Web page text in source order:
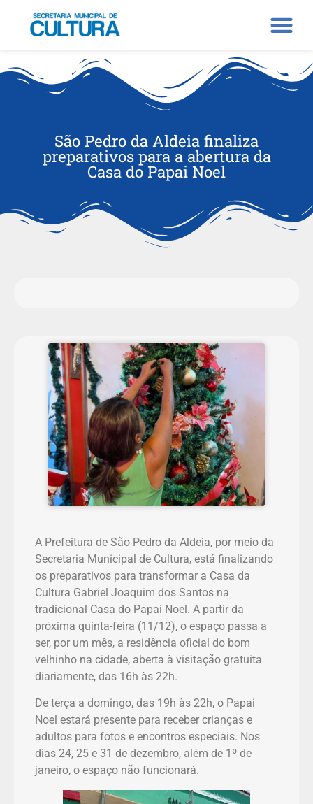
São Pedro da Aldeia finaliza
preparativos para a abertura da
Casa do Papai Noel
A Prefeitura de São Pedro da Aldeia, por meio da
Secretaria Municipal de Cultura, está finalizando
os preparativos para transformar a Casa da
Cultura Gabriel Joaquim dos Santos na
tradicional Casa do Papai Noel. A partir da
próxima quinta-feira (11/12), o espaço passa a
ser, por um mês, a residência oficial do bom
velhinho na cidade, aberta à visitação gratuita
diariamente, das 16h às 22h.
De terça a domingo, das 19h às 22h, o Papai
Noel estará presente para receber crianças e
adultos para fotos e encontros especiais. Nos
dias 24, 25 e 31 de dezembro, além de 1º de
janeiro, o espaço não funcionará.